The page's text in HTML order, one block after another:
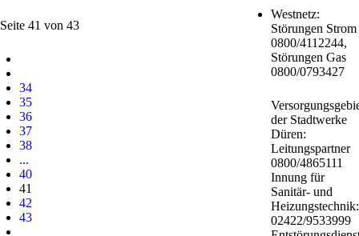
Seite 41 von 43
34
35
36
37
38
...
40
41
42
43
Westnetz:
Störungen Strom
0800/4112244,
Störungen Gas
0800/0793427
der Stadtwerke
Düren:
Leitungspartner
0800/4865111
Innung für
Sanitär- und
Heizungstechnik:
02422/9533999